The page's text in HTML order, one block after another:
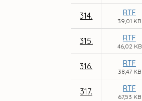
314. RTF
39,01 KB
315. RTF
46,02 KB
316. RTF
38,47 KB
317. RTF
67,53 KB